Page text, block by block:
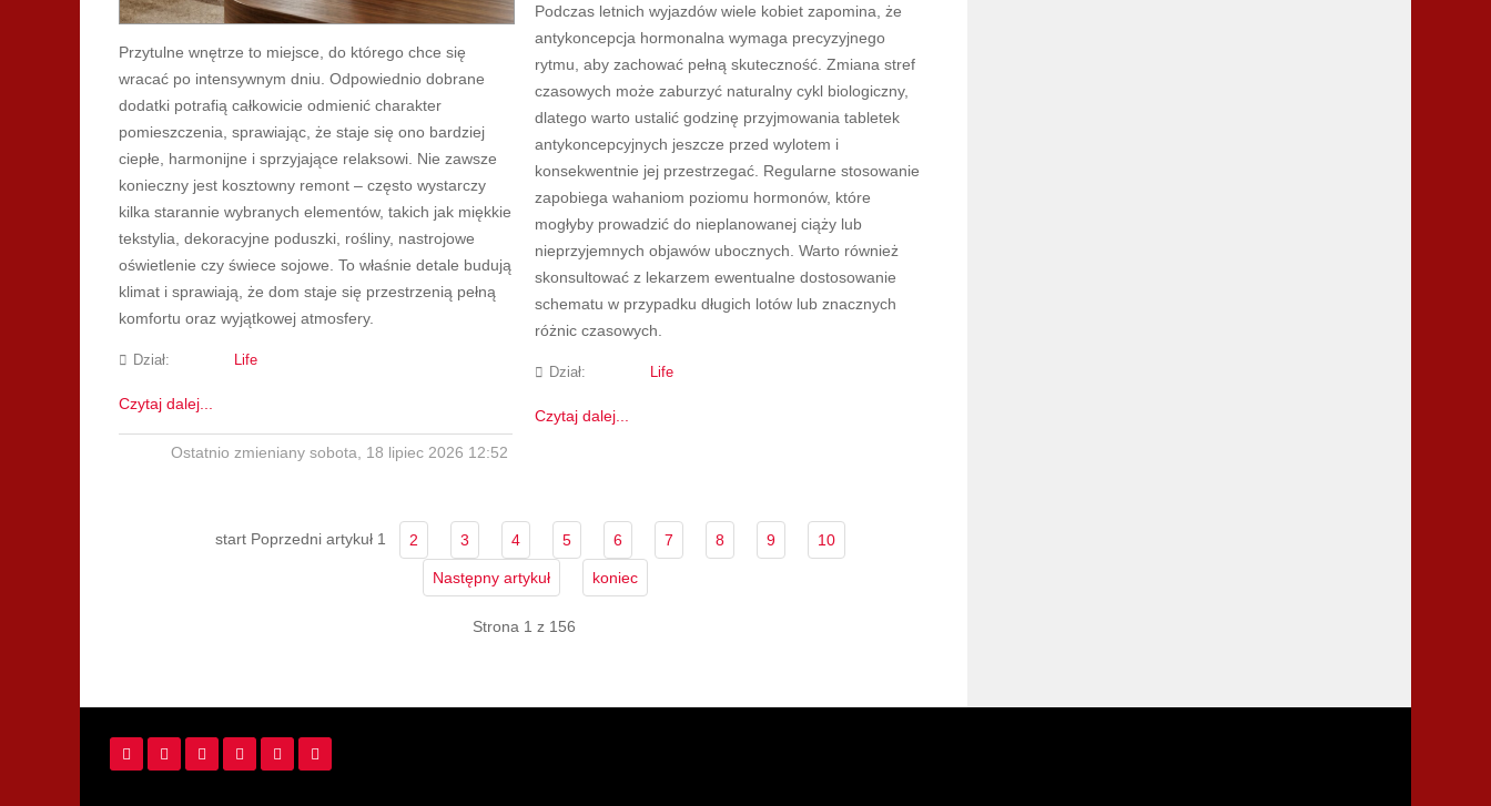
Przytulne wnętrze to miejsce, do którego chce się
wracać po intensywnym dniu. Odpowiednio dobrane
dodatki potrafią całkowicie odmienić charakter
pomieszczenia, sprawiając, że staje się ono bardziej
ciepłe, harmonijne i sprzyjające relaksowi. Nie zawsze
konieczny jest kosztowny remont – często wystarczy
kilka starannie wybranych elementów, takich jak miękkie
tekstylia, dekoracyjne poduszki, rośliny, nastrojowe
oświetlenie czy świece sojowe. To właśnie detale budują
klimat i sprawiają, że dom staje się przestrzenią pełną
komfortu oraz wyjątkowej atmosfery.
Dział: Life
Czytaj dalej...
Ostatnio zmieniany sobota, 18 lipiec 2026 12:52
Podczas letnich wyjazdów wiele kobiet zapomina, że
antykoncepcja hormonalna wymaga precyzyjnego
rytmu, aby zachować pełną skuteczność. Zmiana stref
czasowych może zaburzyć naturalny cykl biologiczny,
dlatego warto ustalić godzinę przyjmowania tabletek
antykoncepcyjnych jeszcze przed wylotem i
konsekwentnie jej przestrzegać. Regularne stosowanie
zapobiega wahaniom poziomu hormonów, które
mogłyby prowadzić do nieplanowanej ciąży lub
nieprzyjemnych objawów ubocznych. Warto również
skonsultować z lekarzem ewentualne dostosowanie
schematu w przypadku długich lotów lub znacznych
różnic czasowych.
Dział: Life
Czytaj dalej...
start Poprzedni artykuł 1 2 3 4 5 6 7 8 9 10
Następny artykuł koniec
Strona 1 z 156